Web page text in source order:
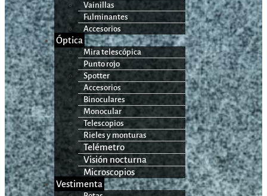
Vainillas
Fulminantes
Accesorios
Óptica
Mira telescópica
Punto rojo
Spotter
Accesorios
Binoculares
Monocular
Telescopios
Rieles y monturas
Telémetro
Visión nocturna
Microscopios
Vestimenta